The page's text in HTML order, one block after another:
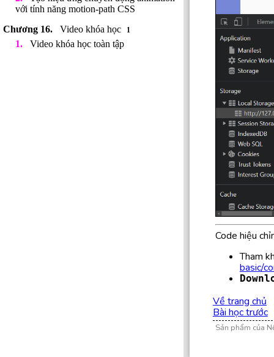
với tính năng motion-path CSS
Video khóa học
1
Video khóa học toàn tập
Code hiệu
Tham
basic/
Về trang chủ
Bài học trước
Sản phẩm của